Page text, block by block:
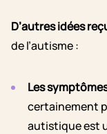
D’autres idées
de l’autisme :
Les
certainement
autistique est